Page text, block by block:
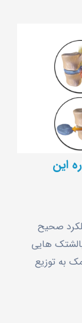
این
صحیح
‌هایی
به توزیع